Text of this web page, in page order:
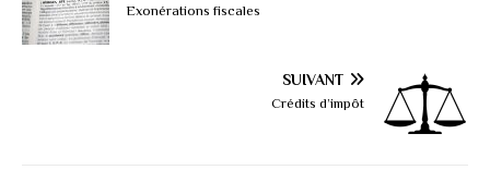
Exonérations fiscales
SUIVANT
Crédits d’impôt